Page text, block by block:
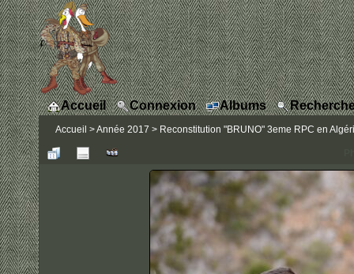
Accueil Connexion Albums
Accueil >Année 2017 > Reconstitution "BRUNO" 3eme RPC en